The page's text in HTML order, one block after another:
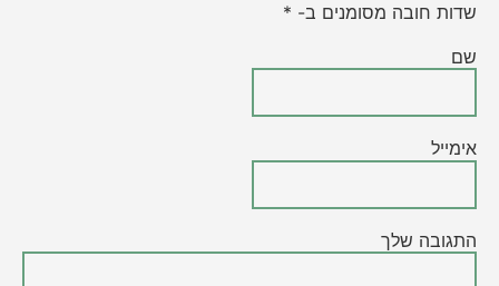
שדות חובה מסומנים ב- *
שם
אימייל
התגובה שלך